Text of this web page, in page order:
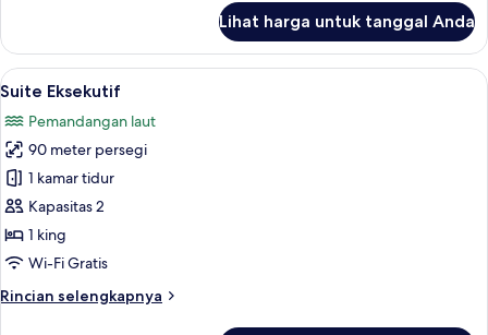
Pavilion
Lihat harga untuk tanggal Anda
Lihat
semua
foto
untuk
Suite
Eksekutif
Suite Eksekutif | Brankas, meja
5
Suite Eksekutif
Pemandangan laut
90 meter persegi
1 kamar tidur
Kapasitas 2
1 king
Wi-Fi Gratis
Rincian selengkapnya
Rincian